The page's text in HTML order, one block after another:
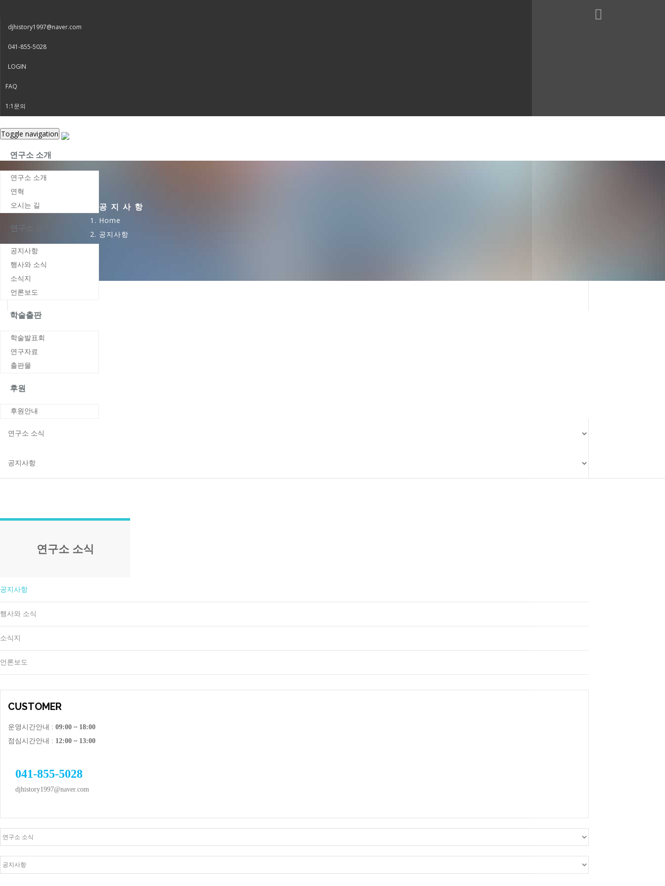
djhistory1997@naver.com
041-855-5028
LOGIN
FAQ
1:1문의
Toggle navigation
연구소 소개
연구소 소개
연혁
오시는 길
연구소 소식
공지사항
행사와 소식
소식지
언론보도
학술출판
학술발표회
연구자료
출판물
후원
후원안내
공지사항
Home
공지사항
연구소 소식
공지사항
행사와 소식
소식지
언론보도
CUSTOMER
운영시간안내 : 09:00 ~ 18:00
점심시간안내 : 12:00 ~ 13:00
041-855-5028
djhistory1997@naver.com